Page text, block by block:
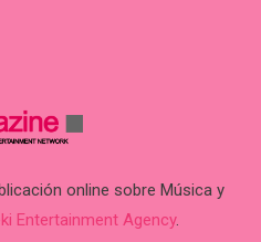
online sobre Música y
Entertainment Agency.